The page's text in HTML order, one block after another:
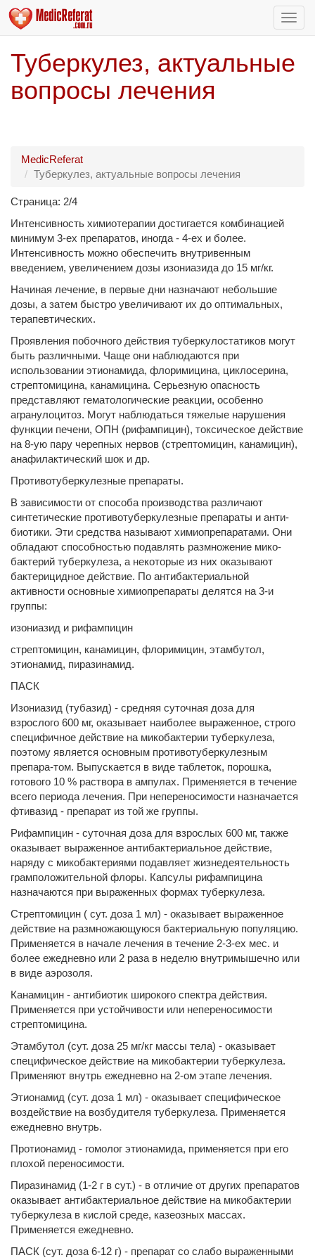
Туберкулез, актуальные
вопросы лечения
MedicReferat
Туберкулез, актуальные вопросы лечения
Страница: 2/4
Интенсивность химиотерапии достигается комбинацией
минимум 3-ех препаратов, иногда - 4-ех и более.
Интенсивность можно обеспечить внутривенным
введением, увеличением дозы изониазида до 15 мг/кг.
Начиная лечение, в первые дни назначают небольшие
дозы, а затем быстро увеличивают их до оптимальных,
терапевтических.
Проявления побочного действия туберкулостатиков могут
быть различными. Чаще они наблюдаются при
использовании этионамида, флоримицина, циклосерина,
стрептомицина, канамицина. Серьезную опасность
представляют гематологические реакции, особенно
агранулоцитоз. Могут наблюдаться тяжелые нарушения
функции печени, ОПН (рифампицин), токсическое действие
на 8-ую пару черепных нервов (стрептомицин, канамицин),
анафилактический шок и др.
Противотуберкулезные препараты.
В зависимости от способа производства различают
синтетические противотуберкулезные препараты и анти-
биотики. Эти средства называют химиопрепаратами. Они
обладают способностью подавлять размножение мико-
бактерий туберкулеза, а некоторые из них оказывают
бактерицидное действие. По антибактериальной
активности основные химиопрепараты делятся на 3-и
группы:
изониазид и рифампицин
стрептомицин, канамицин, флоримицин, этамбутол,
этионамид, пиразинамид.
ПАСК
Изониазид (тубазид) - средняя суточная доза для
взрослого 600 мг, оказывает наиболее выраженное, строго
специфичное действие на микобактерии туберкулеза,
поэтому является основным противотуберкулезным
препара-том. Выпускается в виде таблеток, порошка,
готового 10 % раствора в ампулах. Применяется в течение
всего периода лечения. При непереносимости назначается
фтивазид - препарат из той же группы.
Рифампицин - суточная доза для взрослых 600 мг, также
оказывает выраженное антибактериальное действие,
наряду с микобактериями подавляет жизнедеятельность
грамположительной флоры. Капсулы рифампицина
назначаются при выраженных формах туберкулеза.
Стрептомицин ( сут. доза 1 мл) - оказывает выраженное
действие на размножающуюся бактериальную популяцию.
Применяется в начале лечения в течение 2-3-ех мес. и
более ежедневно или 2 раза в неделю внутримышечно или
в виде аэрозоля.
Канамицин - антибиотик широкого спектра действия.
Применяется при устойчивости или непереносимости
стрептомицина.
Этамбутол (сут. доза 25 мг/кг массы тела) - оказывает
специфическое действие на микобактерии туберкулеза.
Применяют внутрь ежедневно на 2-ом этапе лечения.
Этионамид (сут. доза 1 мл) - оказывает специфическое
воздействие на возбудителя туберкулеза. Применяется
ежедневно внутрь.
Протионамид - гомолог этионамида, применяется при его
плохой переносимости.
Пиразинамид (1-2 г в сут.) - в отличие от других препаратов
оказывает антибактериальное действие на микобактерии
туберкулеза в кислой среде, казеозных массах.
Применяется ежедневно.
ПАСК (сут. доза 6-12 г) - препарат со слабо выраженными